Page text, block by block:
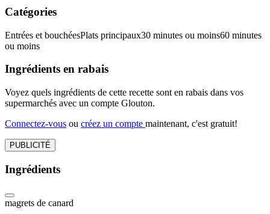
Catégories
Entrées et bouchéesPlats principaux30 minutes ou moins60 minutes
ou moins
Ingrédients en rabais
Voyez quels ingrédients de cette recette sont en rabais dans vos
supermarchés avec un compte Glouton.
Connectez-vous ou créez un compte maintenant, c'est gratuit!
PUBLICITÉ
Ingrédients
magrets de canard